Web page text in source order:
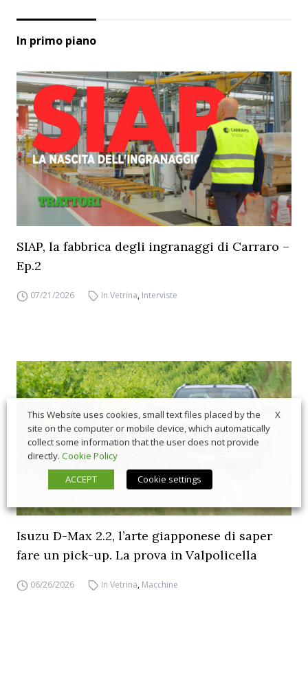
In primo piano
SIAP, la fabbrica degli ingranaggi di Carraro –
Ep.2
07/21/2026 In Vetrina, Interviste
Isuzu D-Max 2.2, l’arte giapponese di saper
fare un pick-up. La prova in Valpolicella
06/26/2026 In Vetrina, Macchine
X
This Website uses cookies, small text files placed by the
site on the computer or mobile device, which automatically
collect some information that the user does not provide
directly. Cookie Policy
ACCEPT
Cookie settings